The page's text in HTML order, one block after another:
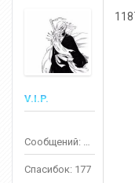
V.I.P.
Сообщений: 290
Спасибок: 177